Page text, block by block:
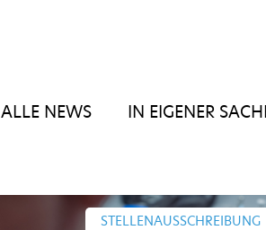
ALLE NEWS IN EIGENER
STELLENAUSSCHREIBUNG